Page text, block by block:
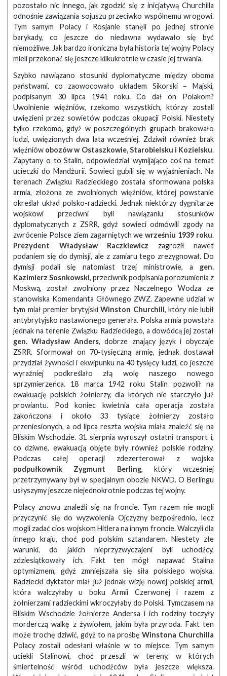
pozostało nic innego, jak zgodzić się z inicjatywą Churchilla
odnośnie zawiązania sojuszu przeciwko wspólnemu wrogowi.
Tym samym Polacy i Rosjanie stanęli po jednej stronie
barykady, co jeszcze do niedawna wydawało się być
niemożliwe. Jak bardzo ironiczna była historia tej wojny Polacy
mieli przekonać się jeszcze kilkukrotnie w czasie jej trwania.
Szybko nawiązano stosunki dyplomatyczne między oboma
państwami, co zaowocowało układem Sikorski – Majski,
podpisanym 30 lipca 1941 roku. Co dał on Polakom?
Uwolnienie więźniów, rzekomo wszystkich, którzy zostali
uwięzieni przez sowietów podczas okupacji Polski. Niestety
tylko rzekomo, gdyż w poszczególnych grupach brakowało
ludzi, uwięzionych dwa lata wcześniej. Zdziwił również brak
więźniów obozów w Ostaszkowie, Starobielsku i Kozielsku.
Zapytany o to Stalin, odpowiedział wymijająco coś na temat
ucieczki do Mandżurii. Sowieci gubili się w wyjaśnieniach. Na
terenach Związku Radzieckiego została sformowana polska
armia, złożona ze zwolnionych więźniów, której powstanie
określał układ polsko-radziecki. Jednak niektórzy dygnitarze
wojskowi przeciwni byli nawiązaniu stosunków
dyplomatycznych z ZSRR, gdyż sowieci odmówili zgody na
zwrócenie Polsce ziem zagarniętych wewrześniu 1939 roku.
Prezydent Władysław Raczkiewicz zagroził nawet
podaniem się do dymisji, ale z zamiaru tego zrezygnował. Do
dymisji podali się natomiast trzej ministrowie, a gen.
Kazimierz Sosnkowski, przeciwnik podpisania porozumienia z
Moskwą, został zwolniony przez Naczelnego Wodza ze
stanowiska Komendanta Głównego ZWZ. Zapewne udział w
tym miał premier brytyjski Winston Churchill, który nie lubił
antybrytyjsko nastawionego generała. Polska armia powstała
jednak na terenie Związku Radzieckiego, a dowódcą jej został
gen. Władysław Anders, dobrze znający język i obyczaje
ZSRR. Sformował on 70-tysięczną armię, jednak dostawał
przydział żywności i ekwipunku na 40 tysięcy ludzi, co jeszcze
wyraźniej podkreślało złą wolę naszego nowego
sprzymierzeńca. 18 marca 1942 roku Stalin pozwolił na
ewakuację polskich żołnierzy, dla których nie starczyło już
prowiantu. Pod koniec kwietnia cała operacja została
zakończona i około 33 tysiące żołnierzy zostało
przeniesionych, a od lipca reszta wojska miała znaleźć się na
Bliskim Wschodzie. 31 sierpnia wyruszył ostatni transport i,
co dziwne, ewakuacją objęte były również polskie rodziny.
Podczas całej operacji zdezerterował z wojska
podpułkownik Zygmunt Berling, który wcześniej
przetrzymywany był w specjalnym obozie NKWD. O Berlingu
usłyszymy jeszcze niejednokrotnie podczas tej wojny.
Polacy znowu znaleźli się na froncie. Tym razem nie mogli
przyczynić się do wyzwolenia Ojczyzny bezpośrednio, lecz
mogli zadać cios wojskom Hitlera na innym froncie. Walczyli dla
innego kraju, choć pod polskim sztandarem. Niestety złe
warunki, do jakich nieprzyzwyczajeni byli uchodźcy,
zdziesiątkowały ich. Fakt ten mógł napawać Stalina
optymizmem, gdyż zmniejszała się siła polskiego wojska.
Radziecki dyktator miał już jednak wizję nowej polskiej armii,
która walczyłaby u boku Armii Czerwonej i razem z
żołnierzami radzieckimi wkroczyłaby do Polski. Tymczasem na
Bliskim Wschodzie żołnierze Andersa i ich rodziny toczyły
morderczą walkę z żywiołem, jakim była przyroda. Fakt ten
może trochę dziwić, gdyż to na prośbę Winstona Churchilla
Polacy zostali odesłani właśnie w to miejsce. Tym samym
uciekli Stalinowi, choć przeszli w tereny, w których
śmiertelność wśród uchodźców była jeszcze większa.